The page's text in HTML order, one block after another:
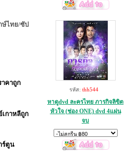
ษ์ไทย/ซัป
าคาถูก
กาหลีถูก
ร์ตูน
รหัส: thh544
หาดูdvd ละครไทย ภารกิจลิขิต
หัวใจ (ช่อง ONE) dvd 4แผ่น
จบ